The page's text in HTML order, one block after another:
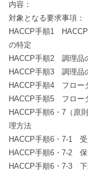
内容：
対象となる要求事項：
HACCP手順1
の特定
HACCP手順2 調理品
HACCP手順3 調理品
HACCP手順4 フロー
HACCP手順5 フロー
HACCP手順6・7（原
理方法
HACCP手順6・7-1 受
HACCP手順6・7-2
HACCP手順6・7-3 下